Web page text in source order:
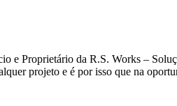
e Proprietário da R.S. Works –
projeto e é por isso que na